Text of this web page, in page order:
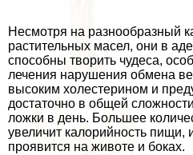
Несмотря на разнообразный
растительных масел, они в
способны творить чудеса,
лечения нарушения обмена
высоким холестерином и
достаточно в общей
ложки в день. Большее
увеличит калорийность пищи,
проявится на животе и боках.